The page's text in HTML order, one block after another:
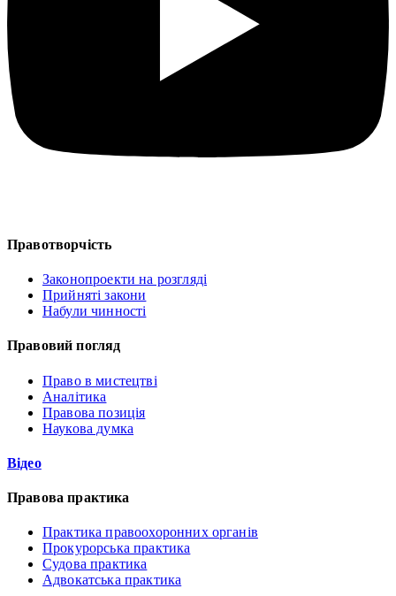
Правотворчість
Законопроекти на розгляді
Прийняті закони
Набули чинності
Правовий погляд
Право в мистецтві
Аналітика
Правова позиція
Наукова думка
Відео
Правова практика
Практика правоохоронних органів
Прокурорська практика
Судова практика
Адвокатська практика